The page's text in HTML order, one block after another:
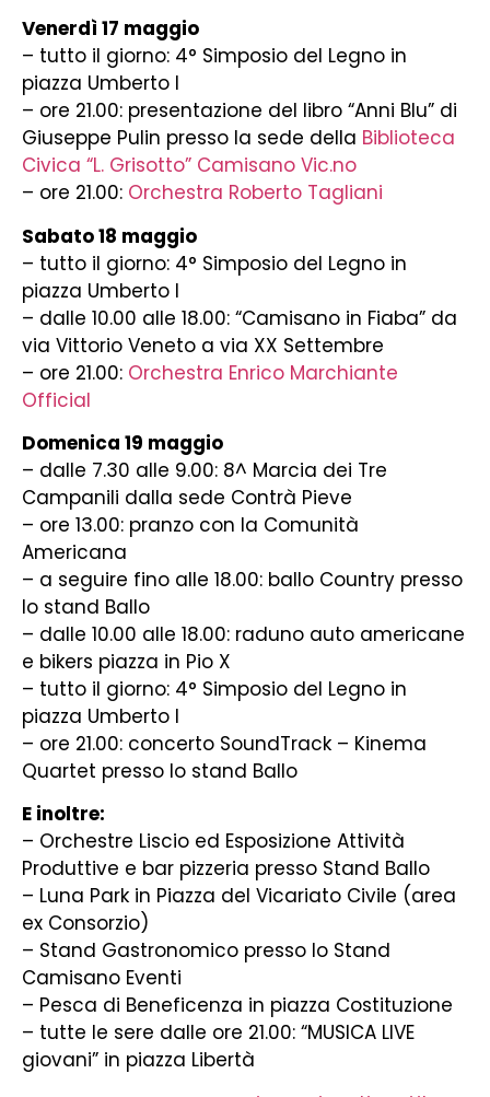
Venerdì 17 maggio
– tutto il giorno: 4° Simposio del Legno in
piazza Umberto I
– ore 21.00: presentazione del libro “Anni Blu” di
Giuseppe Pulin presso la sede della Biblioteca
Civica “L. Grisotto” Camisano Vic.no
– ore 21.00: Orchestra Roberto Tagliani
Sabato 18 maggio
– tutto il giorno: 4° Simposio del Legno in
piazza Umberto I
– dalle 10.00 alle 18.00: “Camisano in Fiaba” da
via Vittorio Veneto a via XX Settembre
– ore 21.00: Orchestra Enrico Marchiante
Official
Domenica 19 maggio
– dalle 7.30 alle 9.00: 8^ Marcia dei Tre
Campanili dalla sede Contrà Pieve
– ore 13.00: pranzo con la Comunità
Americana
– a seguire fino alle 18.00: ballo Country presso
lo stand Ballo
– dalle 10.00 alle 18.00: raduno auto americane
e bikers piazza in Pio X
– tutto il giorno: 4° Simposio del Legno in
piazza Umberto I
– ore 21.00: concerto SoundTrack – Kinema
Quartet presso lo stand Ballo
E inoltre:
– Orchestre Liscio ed Esposizione Attività
Produttive e bar pizzeria presso Stand Ballo
– Luna Park in Piazza del Vicariato Civile (area
ex Consorzio)
– Stand Gastronomico presso lo Stand
Camisano Eventi
– Pesca di Beneficenza in piazza Costituzione
– tutte le sere dalle ore 21.00: “MUSICA LIVE
giovani” in piazza Libertà